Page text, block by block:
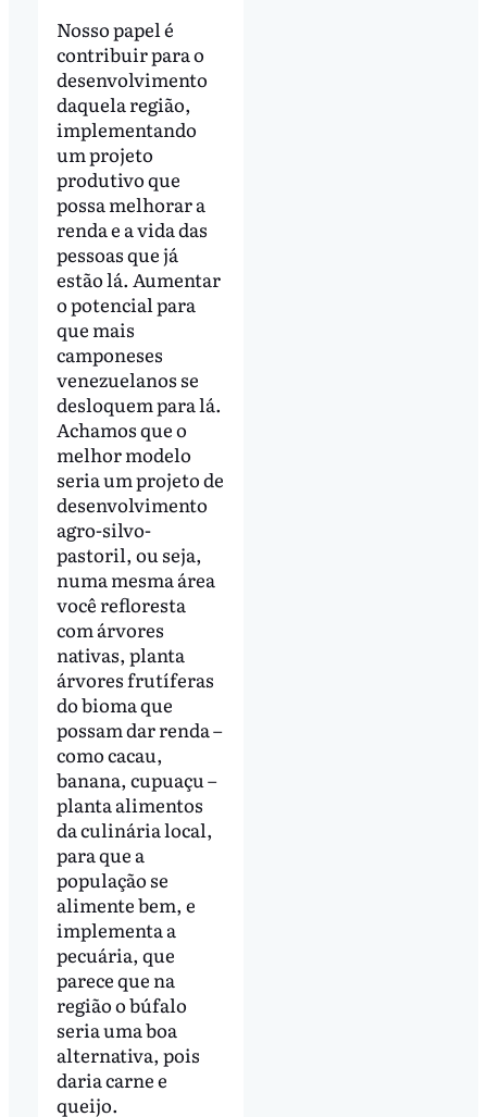
Nosso papel é
contribuir para o
desenvolvimento
daquela região,
implementando
um projeto
produtivo que
possa melhorar a
renda e a vida das
pessoas que já
estão lá. Aumentar
o potencial para
que mais
camponeses
venezuelanos se
desloquem para lá.
Achamos que o
melhor modelo
seria um projeto de
desenvolvimento
agro-silvo-
pastoril, ou seja,
numa mesma área
você refloresta
com árvores
nativas, planta
árvores frutíferas
do bioma que
possam dar renda –
como cacau,
banana, cupuaçu –
planta alimentos
da culinária local,
para que a
população se
alimente bem, e
implementa a
pecuária, que
parece que na
região o búfalo
seria uma boa
alternativa, pois
daria carne e
queijo.